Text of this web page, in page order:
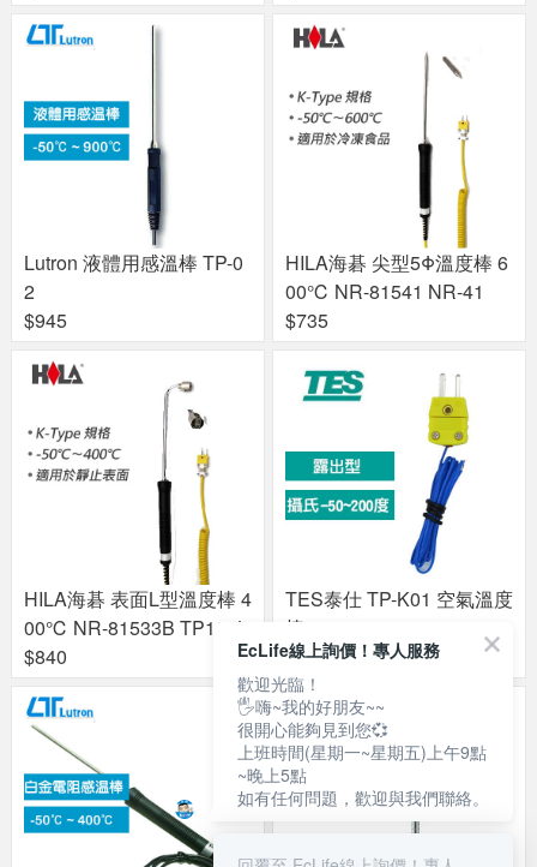
Lutron 液體用感溫棒 TP-0
2
$945
HILA海碁 尖型5Φ溫度棒 6
00℃ NR-81541 NR-41
$735
HILA海碁 表面L型溫度棒 4
00℃ NR-81533B TP104L
$840
TES泰仕 TP-K01 空氣溫度
棒
$210
EcLife線上詢價！專人服務
歡迎光臨！
🖐嗨~我的好朋友~~
很開心能夠見到您💞
上班時間(星期一~星期五)上午9點
~晚上5點
如有任何問題，歡迎與我們聯絡。